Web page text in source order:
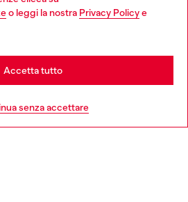
o leggi la nostra Privacy Policye
senza accettare
Accetta tutto
Italia website, but it seems you may